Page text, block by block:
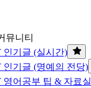
뮤니티
인기글 (실시간)
인기글 (명예의 전당)
영어공부 팁 & 자료실